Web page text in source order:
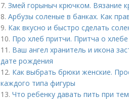
7. Змей горыныч крючком. Вязание
8. Арбузы соленые в банках. Как
9. Как вкусно и быстро сделать
10. Про хлеб притчи. Притча о хлебе
11. Ваш ангел хранитель и икона
дате рождения
12. Как выбрать брюки женские.
каждого типа фигуры
13. Что ребенку давать пить при